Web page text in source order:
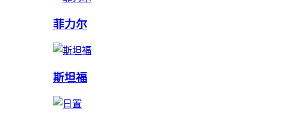
菲力尔
斯坦福